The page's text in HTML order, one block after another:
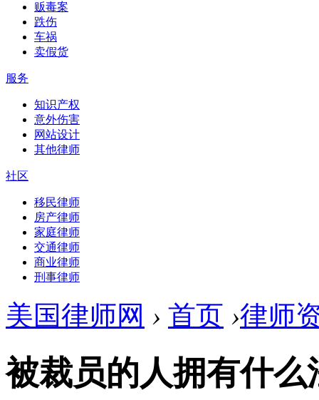
贩毒案
跌伤
车祸
卖假货
服务
知识产权
意外伤害
网站设计
其他律师
社区
移民律师
房产律师
家庭律师
交通律师
商业律师
刑事律师
美国律师网 › 首页 ›律师
被裁员的人拥有什么